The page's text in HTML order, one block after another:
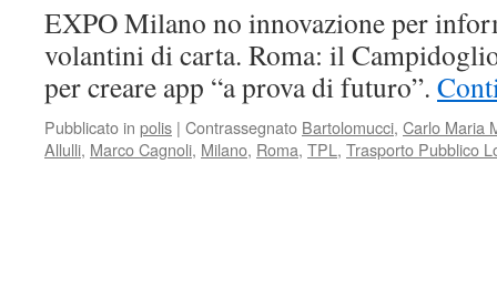
EXPO Milano no innovazione per
volantini di carta. Roma: il
per creare app “a prova di futuro”.
Pubblicato in polis | Contrassegnato Bartolomucci, Carlo Maria
Allulli, Marco Cagnoli, Milano, Roma, TPL , Trasporto Pubblico